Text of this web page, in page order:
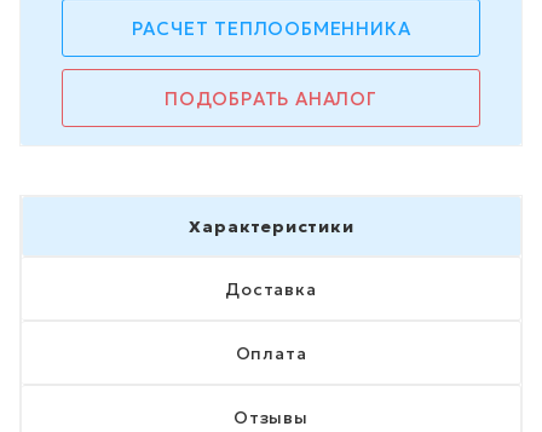
РАСЧЕТ ТЕПЛООБМЕННИКА
ПОДОБРАТЬ АНАЛОГ
Характеристики
Доставка
Оплата
Отзывы